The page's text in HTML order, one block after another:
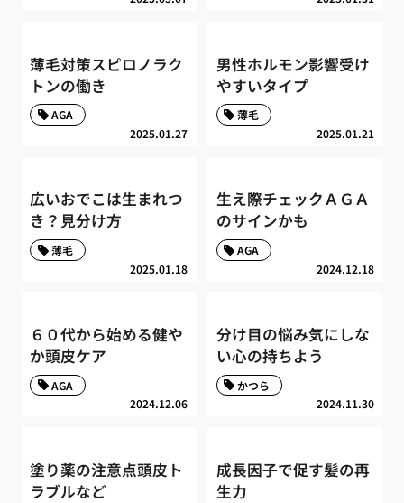
薄毛対策スピロノラク
トンの働き
2025.01.27
AGA
男性ホルモン影響受け
やすいタイプ
2025.01.21
薄毛
広いおでこは生まれつ
き？見分け方
2025.01.18
薄毛
生え際チェックＡＧＡ
のサインかも
2024.12.18
AGA
６０代から始める健や
か頭皮ケア
2024.12.06
AGA
分け目の悩み気にしな
い心の持ちよう
2024.11.30
かつら
塗り薬の注意点頭皮ト
ラブルなど
成長因子で促す髪の再
生力